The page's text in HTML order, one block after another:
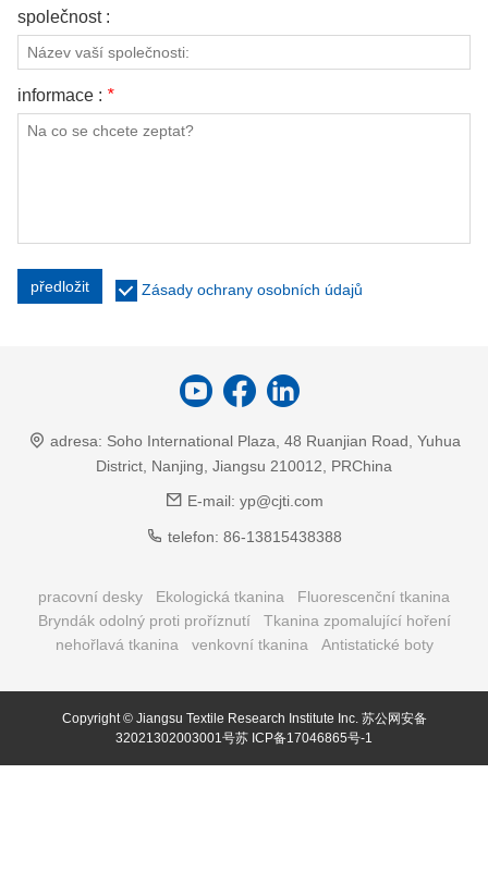
společnost :
informace : *
předložit Zásady ochrany osobních údajů
adresa: Soho International Plaza, 48 Ruanjian Road, Yuhua
District, Nanjing, Jiangsu 210012, PRChina
E-mail: yp@cjti.com
telefon: 86-13815438388
pracovní desky Ekologická tkanina
Fluorescenční tkanina
Bryndák odolný proti proříznutí
Tkanina zpomalující hoření
nehořlavá tkanina
venkovní tkanina Antistatické boty
Copyright © Jiangsu Textile Research Institute Inc. 苏公网安备
32021302003001号苏 ICP备17046865号-1